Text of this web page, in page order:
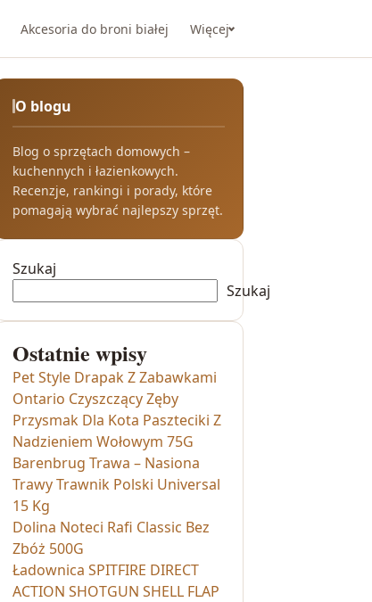
Akcesoria do broni białej Więcej
O blogu
Blog o sprzętach domowych –
kuchennych i łazienkowych.
Recenzje, rankingi i porady, które
pomagają wybrać najlepszy sprzęt.
Szukaj
Szukaj
Ostatnie wpisy
Pet Style Drapak Z Zabawkami
Ontario Czyszczący Zęby
Przysmak Dla Kota Paszteciki Z
Nadzieniem Wołowym 75G
Barenbrug Trawa – Nasiona
Trawy Trawnik Polski Universal
15 Kg
Dolina Noteci Rafi Classic Bez
Zbóż 500G
Ładownica SPITFIRE DIRECT
ACTION SHOTGUN SHELL FLAP